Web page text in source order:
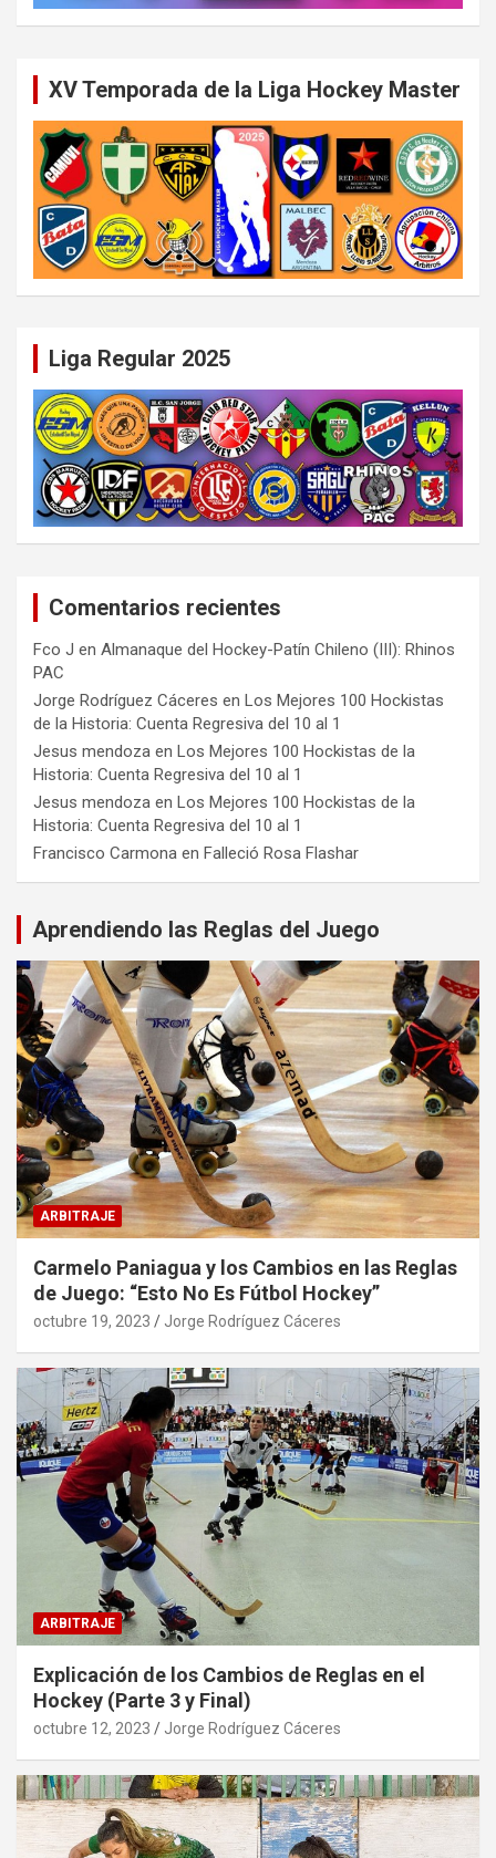
XV Temporada de la Liga Hockey Master
Liga Regular 2025
Comentarios recientes
Fco J en Almanaque del Hockey-Patín Chileno (III): Rhinos
PAC
Jorge Rodríguez Cáceres en Los Mejores 100 Hockistas
de la Historia: Cuenta Regresiva del 10 al 1
Jesus mendoza en Los Mejores 100 Hockistas de la
Historia: Cuenta Regresiva del 10 al 1
Jesus mendoza en Los Mejores 100 Hockistas de la
Historia: Cuenta Regresiva del 10 al 1
Francisco Carmona en Falleció Rosa Flashar
Aprendiendo las Reglas del Juego
ARBITRAJE
Carmelo Paniagua y los Cambios en las Reglas
de Juego: “Esto No Es Fútbol Hockey”
octubre 19, 2023 Jorge Rodríguez Cáceres
ARBITRAJE
Explicación de los Cambios de Reglas en el
Hockey (Parte 3 y Final)
octubre 12, 2023 Jorge Rodríguez Cáceres